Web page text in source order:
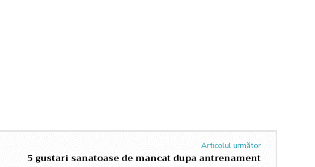
Articolul următor
5 gustari sanatoase de mancat dupa antrenament